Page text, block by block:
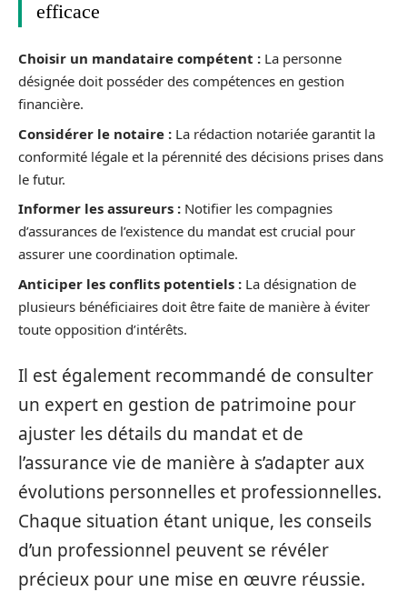
efficace
Choisir un mandataire compétent : La personne
désignée doit posséder des compétences en gestion
financière.
Considérer le notaire : La rédaction notariée garantit la
conformité légale et la pérennité des décisions prises dans
le futur.
Informer les assureurs : Notifier les compagnies
d’assurances de l’existence du mandat est crucial pour
assurer une coordination optimale.
Anticiper les conflits potentiels : La désignation de
plusieurs bénéficiaires doit être faite de manière à éviter
toute opposition d’intérêts.
Il est également recommandé de consulter
un expert en gestion de patrimoine pour
ajuster les détails du mandat et de
l’assurance vie de manière à s’adapter aux
évolutions personnelles et professionnelles.
Chaque situation étant unique, les conseils
d’un professionnel peuvent se révéler
précieux pour une mise en œuvre réussie.